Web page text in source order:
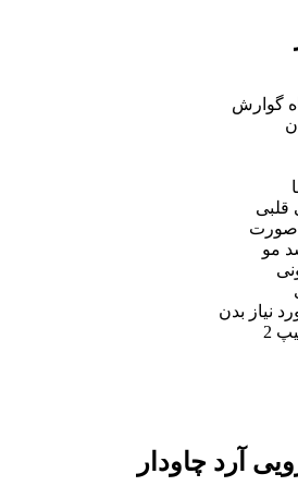
گوارش
قلبی
صورت
مو
نیاز بدن
2
آرد چاودار